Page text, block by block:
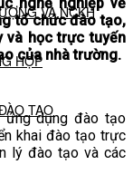
VÀ NCKH
HỢP
TẠO
tổ chức đào tạo,
và học trực tuyến
của nhà trường.
ứng dụng đào tạo
khai đào tạo trực
lý đào tạo và các